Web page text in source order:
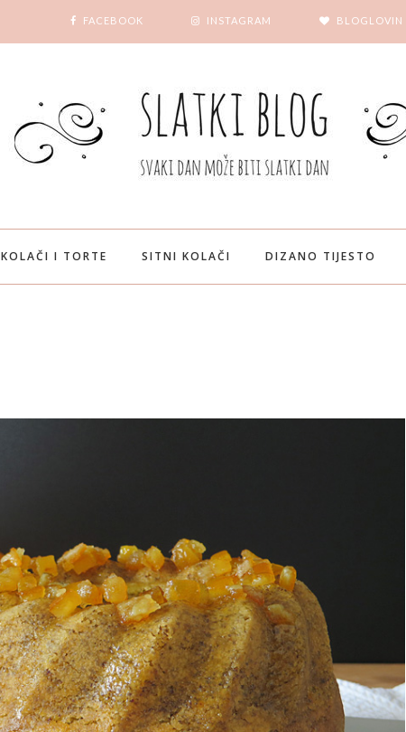
FACEBOOK INSTAGRAM BLOGLOVIN
KOLAČI I TORTE SITNI KOLAČI DIZANO TIJESTO